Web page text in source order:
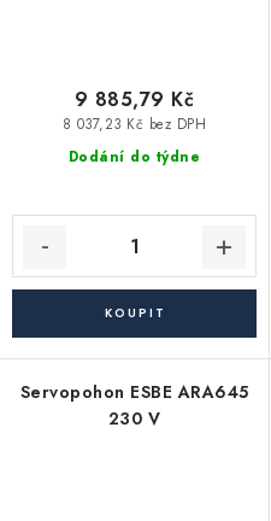
Dodání do týdne
8 037,23 Kč bez DPH
9 885,79 Kč
Servopohon ESBE ARA645
230 V